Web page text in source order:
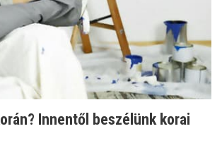
Innentől beszélünk korai